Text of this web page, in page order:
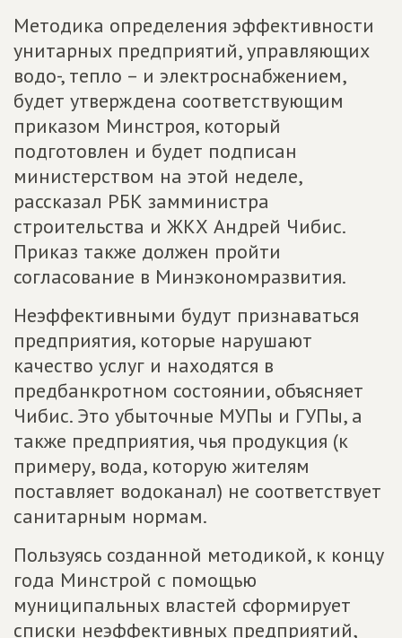
Методика определения эффективности
унитарных предприятий, управляющих
водо-, тепло – и электроснабжением,
будет утверждена соответствующим
приказом Минстроя, который
подготовлен и будет подписан
министерством на этой неделе,
рассказал РБК замминистра
строительства и ЖКХ Андрей Чибис.
Приказ также должен пройти
согласование в Минэкономразвития.
Неэффективными будут признаваться
предприятия, которые нарушают
качество услуг и находятся в
предбанкротном состоянии, объясняет
Чибис. Это убыточные МУПы и ГУПы, а
также предприятия, чья продукция (к
примеру, вода, которую жителям
поставляет водоканал) не соответствует
санитарным нормам.
Пользуясь созданной методикой, к концу
года Минстрой с помощью
муниципальных властей сформирует
списки неэффективных предприятий,